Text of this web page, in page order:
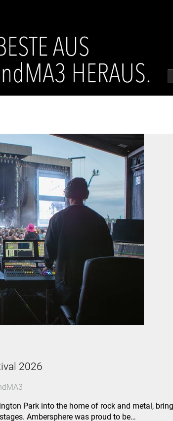
2026
Park into the home of rock and metal,
Ambersphere was proud to be…